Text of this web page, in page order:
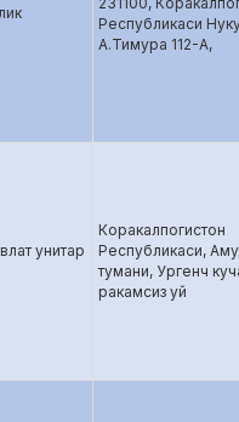
Республикаси
А.Тимура 112-А,
унитар
Коракалпогистон
Республикаси,
тумани, Ургенч
ракамсиз уй